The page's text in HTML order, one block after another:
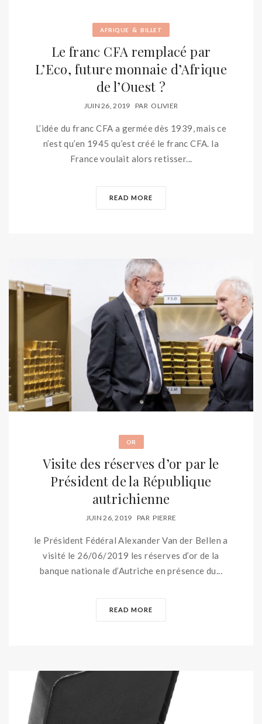
AFRIQUE & BILLET
Le franc CFA remplacé par
L’Eco, future monnaie d’Afrique
de l’Ouest ?
JUIN 26, 2019 PAR OLIVIER
L’idée du franc CFA a germée dès 1939, mais ce
n’est qu’en 1945 qu’est créé le franc CFA. la
France voulait alors retisser...
READ MORE
OR
Visite des réserves d’or par le
Président de la République
autrichienne
JUIN 26, 2019 PAR PIERRE
le Président Fédéral Alexander Van der Bellen a
visité le 26/06/2019 les réserves d’or de la
banque nationale d’Autriche en présence du...
READ MORE